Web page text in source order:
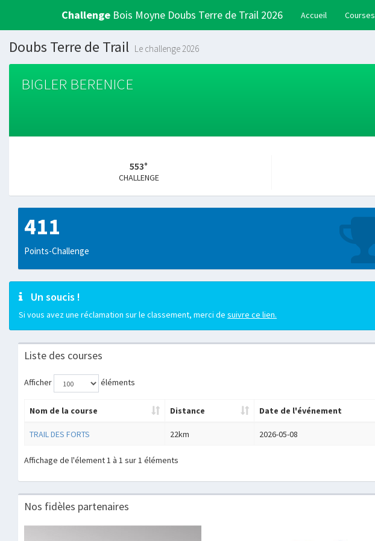
Challenge Bois Moyne Doubs Terre de Trail 2026 Accueil Courses
Doubs Terre de Trail Le challenge 2026
BIGLER BERENICE
553°
CHALLENGE
411
Points-Challenge
Un soucis !
Si vous avez une réclamation sur le classement, merci de suivre ce lien.
Liste des courses
Afficher éléments
Nom de la course Distance Date de l'événement
TRAIL DES FORTS 22km 2026-05-08
Affichage de l'élement 1 à 1 sur 1 éléments
Nos fidèles partenaires